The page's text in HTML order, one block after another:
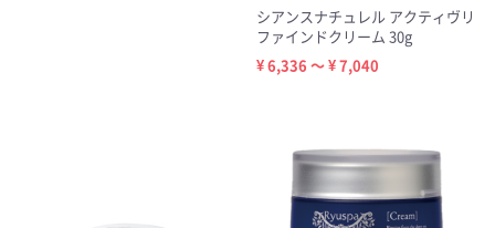
シアンスナチュレル アクティヴリ
ファインドクリーム 30g
¥ 6,336 ～ ¥ 7,040